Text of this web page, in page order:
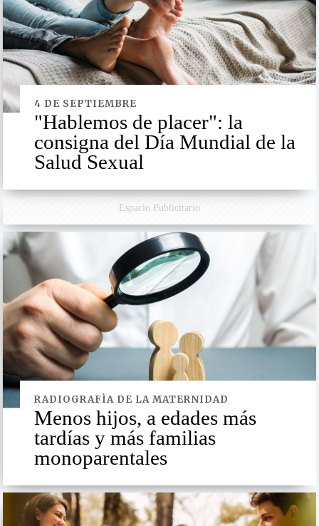
4 DE SEPTIEMBRE
"Hablemos de placer": la
consigna del Día Mundial de la
Salud Sexual
Espacio Publicitario
RADIOGRAFÌA DE LA MATERNIDAD
Menos hijos, a edades más
tardías y más familias
monoparentales